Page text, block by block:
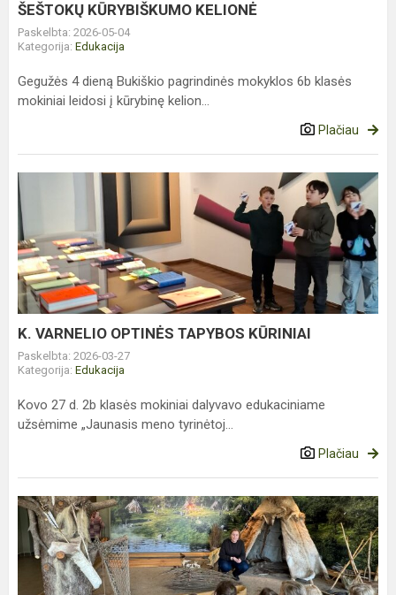
ŠEŠTOKŲ KŪRYBIŠKUMO KELIONĖ
Paskelbta: 2026-05-04
Kategorija: Edukacija
Gegužės 4 dieną Bukiškio pagrindinės mokyklos 6b klasės
mokiniai leidosi į kūrybinę kelion...
Plačiau
K.
VARNELIO
OPTINĖS
TAPYBOS
KŪRINIAI
K. VARNELIO OPTINĖS TAPYBOS KŪRINIAI
Paskelbta: 2026-03-27
Kategorija: Edukacija
Kovo 27 d. 2b klasės mokiniai dalyvavo edukaciniame
užsėmime „Jaunasis meno tyrinėtoj...
Plačiau
MAŽŲJŲ
KELIAUTOJŲ
NUOTYKIAI:
NUO
KERNAVĖS